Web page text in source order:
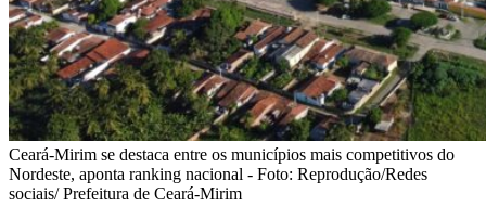
Ceará-Mirim se destaca entre os municípios mais competitivos do
Nordeste, aponta ranking nacional - Foto: Reprodução/Redes
sociais/ Prefeitura de Ceará-Mirim